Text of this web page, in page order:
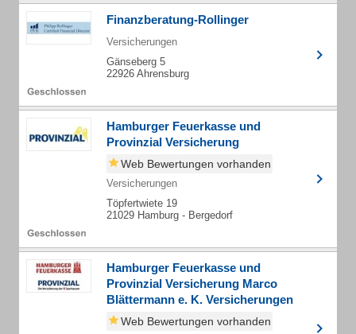
Finanzberatung-Rollinger
Versicherungen
Gänseberg 5
22926 Ahrensburg
Hamburger Feuerkasse und
Provinzial Versicherung
Web Bewertungen vorhanden
Versicherungen
Töpfertwiete 19
21029 Hamburg - Bergedorf
Hamburger Feuerkasse und
Provinzial Versicherung Marco
Blättermann e. K. Versicherungen
Web Bewertungen vorhanden